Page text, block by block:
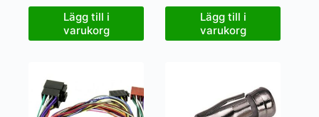
Lägg till i
varukorg
Lägg till i
varukorg